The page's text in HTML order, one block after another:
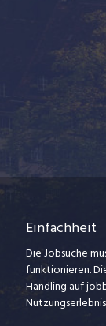
Einfachheit
Die Jobsuche
funktionieren.
Handling auf